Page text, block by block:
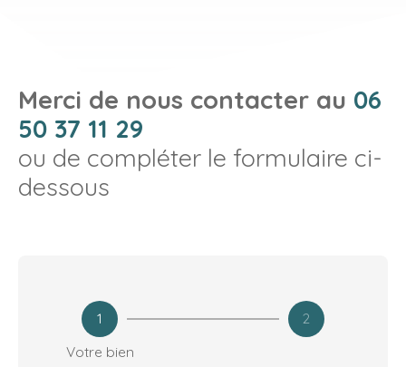
Merci de nous contacter au 06
50 37 11 29
ou de compléter le formulaire ci-
dessous
1
Votre bien
2